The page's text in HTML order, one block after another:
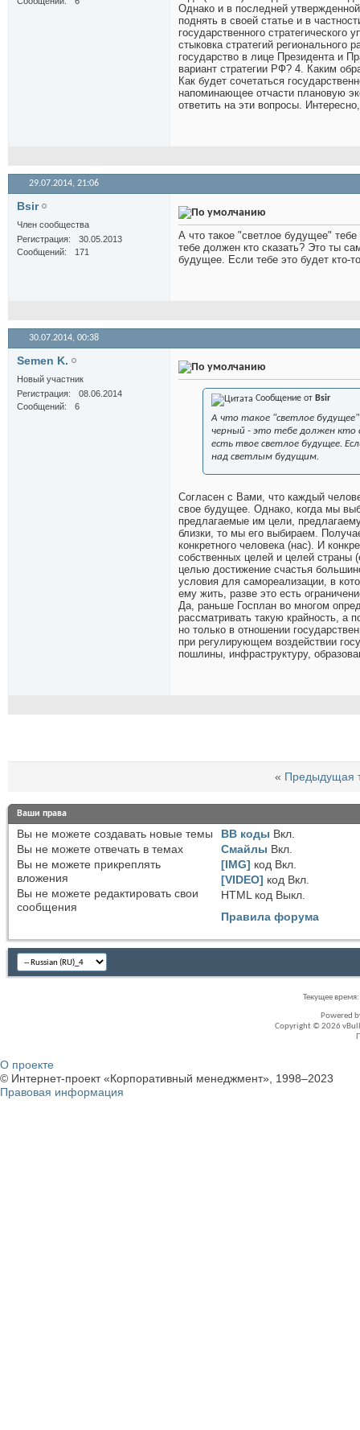
Однако и в последней
поднять в своей статье и в
государственного
стыковка стратегий регионального
государство в лице Президента и
вариант стратегии РФ? 4. Каким
Как будет сочетаться
напоминающее отчасти плановую
ответить на эти вопросы.
29.07.2014, 21:06
Bsir
Член сообщества
Регистрация
30.05.2013
Сообщений
171
А что такое "светлое будущее"
тебе должен кто сказать? Это ты
будущее. Если тебе это будет кто-
30.07.2014, 00:38
Semen K.
Новый участник
Регистрация
08.06.2014
Сообщений
6
Сообщение от Bsir
А что такое "светлое
черный - это тебе должен
есть твое светлое будущее.
над светлым будущим.
Согласен с Вами, что каждый
свое будущее. Однако, когда мы
предлагаемые им цели,
близки, то мы его выбираем.
конкретного человека (нас). И
собственных целей и целей страны
целью достижение счастья
условия для самореализации, в
ему жить, разве это есть
Да, раньше Госплан во многом
рассматривать такую крайность, а
но только в отношении
при регулирующем воздействии
пошлины, инфраструктуру,
« Предыдущая
Ваши права
Вы не можете создавать новые темы
Вы не можете отвечать в темах
Вы не можете прикреплять
вложения
Вы не можете редактировать свои
сообщения
BB коды Вкл.
Смайлы Вкл.
[IMG] код Вкл.
[VIDEO] код Вкл.
HTML код Выкл.
Правила форума
Текущее время:
Powered
Copyright © 2026
О проекте
© Интернет-проект «Корпоративный менеджмент», 1998–2023
Правовая информация